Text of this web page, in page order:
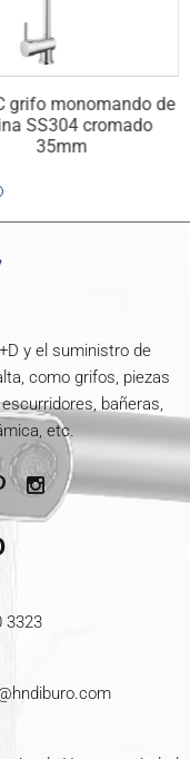
grifo monomando de
SS304 cromado
35mm
y el suministro de
como grifos, piezas
bañeras,
etc.
3323